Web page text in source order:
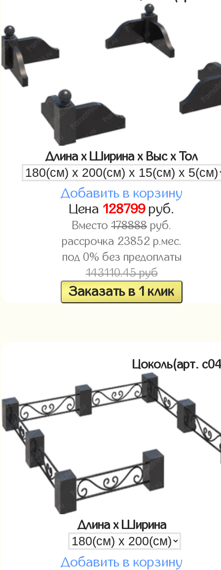
Длина x Ширина x Выс x Тол
Добавить в корзину
Цена 128799руб.
Вместо178888руб.
рассрочка 23852 р.мес.
под 0% без предоплаты
143110.45 руб
Заказать в 1 клик
Цоколь(арт.
Длина x Ширина
Добавить в корзину